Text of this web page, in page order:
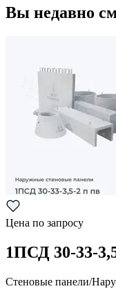
Вы недавно
Цена по запросу
1ПСД 30-33-
Стеновые панели/